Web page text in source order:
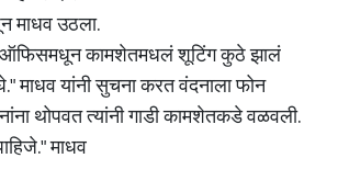
माधव उठला.
ऑफिसमधून कामशेतमधलं शूटिंग कुठे झालं
माधव यांनी सुचना करत वंदनाला फोन
थोपवत त्यांनी गाडी कामशेतकडे वळवली.
माधव